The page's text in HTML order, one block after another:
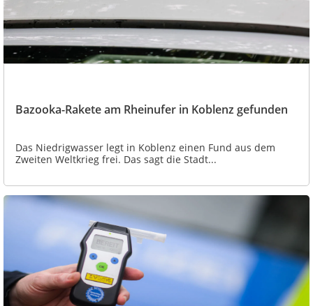
Bazooka-Rakete am Rheinufer in Koblenz gefunden
Das Niedrigwasser legt in Koblenz einen Fund aus dem
Zweiten Weltkrieg frei. Das sagt die Stadt...